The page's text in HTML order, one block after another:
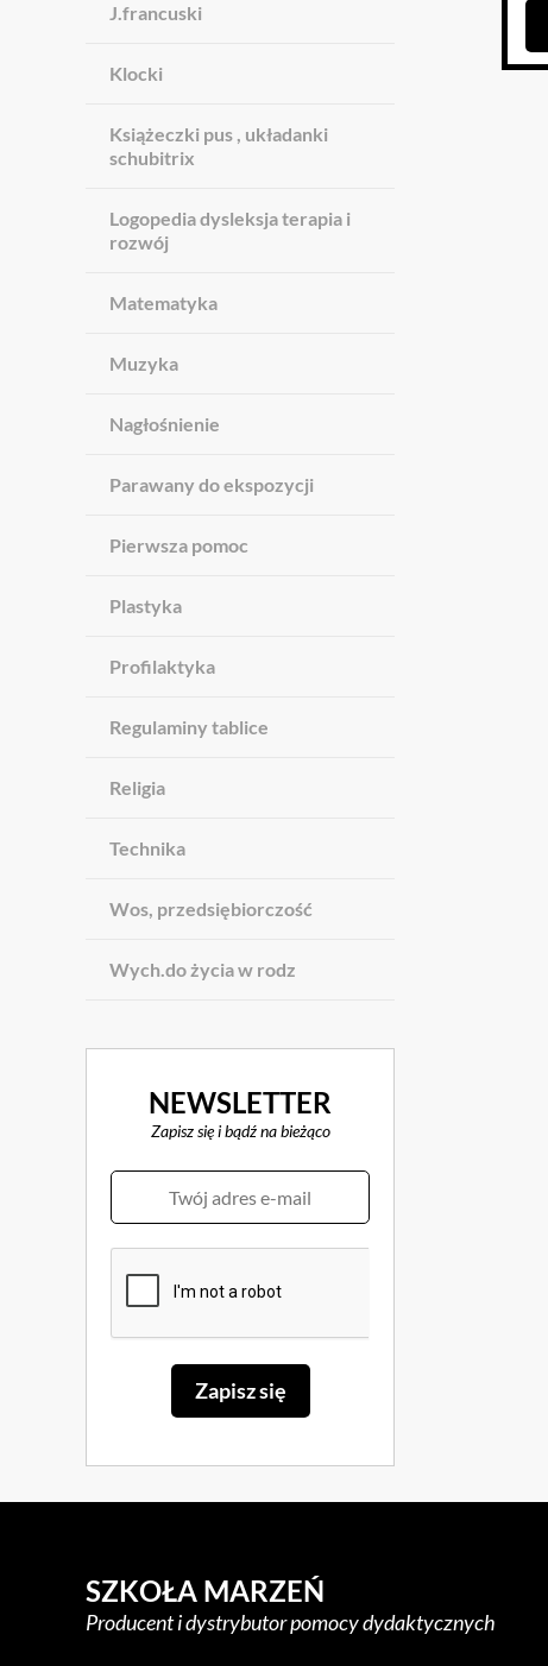
J.francuski
Klocki
Książeczki pus , układanki
schubitrix
Logopedia dysleksja terapia i
rozwój
Matematyka
Muzyka
Nagłośnienie
Parawany do ekspozycji
Pierwsza pomoc
Plastyka
Profilaktyka
Regulaminy tablice
Religia
Technika
Wos, przedsiębiorczość
Wych.do życia w rodz
NEWSLETTER
Zapisz się i bądź na bieżąco
SZKOŁA MARZEŃ
Producent i dystrybutor pomocy dydaktycznych